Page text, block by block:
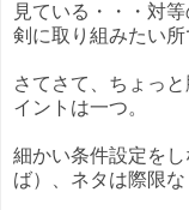
見ている・・・対
剣に取り組みたい所
さてさて、ちょっ
イントは一つ。
細かい条件設定を
ば）、ネタは際限